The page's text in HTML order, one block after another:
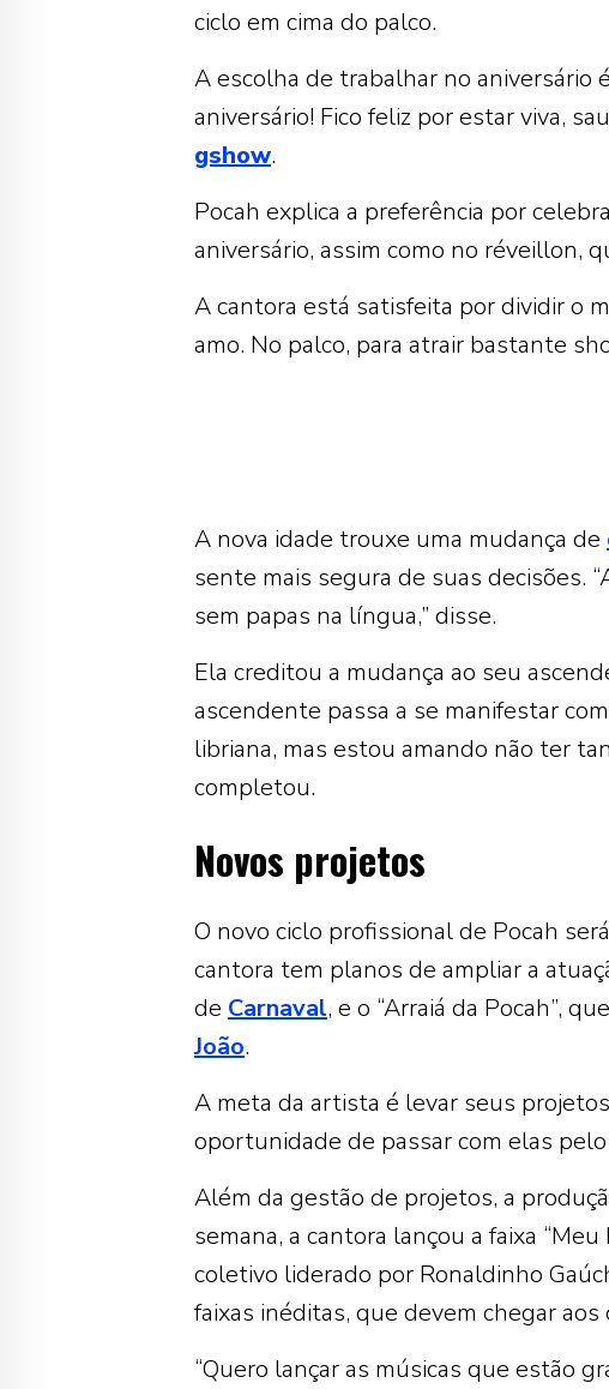
ciclo em cima do palco.
A escolha de trabalhar no aniversário
aniversário! Fico feliz por estar viva,
gshow.
Pocah explica a preferência por
aniversário, assim como no réveillon,
A cantora está satisfeita por dividir o
amo. No palco, para atrair bastante
A nova idade trouxe uma mudança de
sente mais segura de suas decisões.
sem papas na língua,” disse.
Ela creditou a mudança ao seu
ascendente passa a se manifestar
libriana, mas estou amando não ter
completou.
Novos projetos
O novo ciclo profissional de Pocah
cantora tem planos de ampliar a
de Carnaval, e o “Arraiá da Pocah”,
João.
A meta da artista é levar seus
oportunidade de passar com elas pelo
Além da gestão de projetos, a
semana, a cantora lançou a faixa
coletivo liderado por Ronaldinho
faixas inéditas, que devem chegar
“Quero lançar as músicas que estão